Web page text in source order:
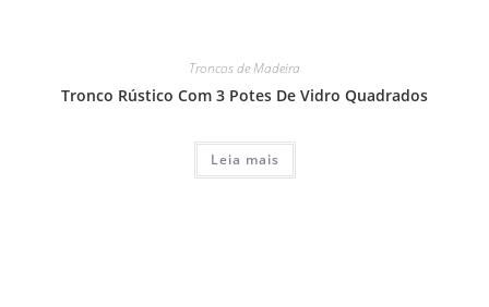
Troncos de Madeira
Tronco Rústico Com 3 Potes De Vidro Quadrados
Leia mais